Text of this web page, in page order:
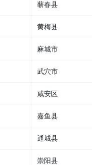
蕲春县
黄梅县
麻城市
武穴市
咸安区
嘉鱼县
通城县
崇阳县